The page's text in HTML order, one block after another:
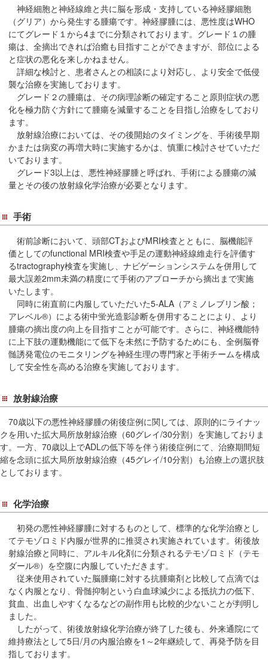
す
現
在
の
場
所
へ
移
動
し
ま
す
本
へ
移
動
し
ま
す
サ
イ
ド
メ
ニ
ー
へ
移
動
し
ま
神経細胞と神経線維と共に脳を形成・支持している神経膠細胞
（グリア）から発生する腫瘍です。神経膠腫には、悪性度はWHO
にてグレード１から4までに分類されております。グレード１の腫
瘍は、全摘出できれば治癒も目指すことができますが、部位による
と症状の悪化を来しかねません。
詳細な検討と、患者さんとの相談により対応し、より安全で低侵
襲な治療を実施しております。
グレード２の腫瘍は、その病理診断の確定すること原則症状の悪
化を極力防ぐ方針にて腫瘍を減量することを目指し治療をしており
ます。
放射線治療においては、その後開始のタイミングを、手術後早期
かまたは病変の再増大時に実施するかは、慎重に検討させていただ
いております。
グレード3以上は、悪性神経膠腫と呼ばれ、手術による腫瘍の減
量とその後の放射線化学治療が必要となります。
手術
術前診断において、頭部CTおよびMRI検査とともに、脳機能評
価としてのfunctional MRI検査や手足の運動神経線維走行を評価す
るtractography検査を実施し、ナビゲーションシステムを併用して
最大誤差2mm未満の精度にて手術のアプローチから摘出まで実施
いたします。
同時に術直前に内服していただいた5-ALA（アミノレブリン酸；
アレベル®）による術中蛍光造影診断を併用することにより、より
腫瘍の摘出度の向上を目指すことが可能です。さらに、神経機能特
に上下肢の運動機能にて低下を未然に予防するためにも、全例脳脊
髄誘発電位のモニタリングを神経生理の専門家と手術チームを構成
して安全性を高める治療を実施しております。
放射線治療
70歳以下の悪性神経膠腫の術後症例に関しては、原則的にライナッ
クを用いた拡大局所放射線治療（60グレイ/30分割）を実施しておりま
す。一方、70歳以上でADLの低下等を伴う術後症例にて、治療期間短
縮を念頭に拡大局所放射線治療（45グレイ/10分割）も治療上の選択肢
としております。
化学治療
初発の悪性神経膠腫に対するものとして、標準的な化学治療とし
てテモゾロミド内服が世界的に推奨され実施されています。術後放
射線治療と同時に、アルキル化剤に分類されるテモゾロミド（テモ
ダール®）を空腹に内服していただきます。
従来使用されていた脳腫瘍に対する抗腫瘍剤と比較して点滴では
なく内服となり、骨髄抑制という白血球減少による抵抗力の低下、
貧血、出血しやすくなるなどの副作用も比較的少ないことが判明し
ました。
したがって、術後放射線化学治療が終了した後も、外来通院にて
維持療法として5日/月の内服治療を1～2年継続して、再発予防を目
指しております。